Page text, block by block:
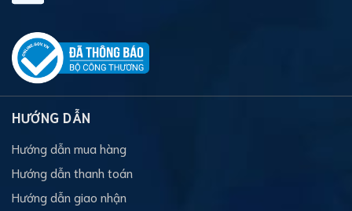
HƯỚNG DẪN
Hướng dẫn mua hàng
Hướng dẫn thanh toán
Hướng dẫn giao nhận